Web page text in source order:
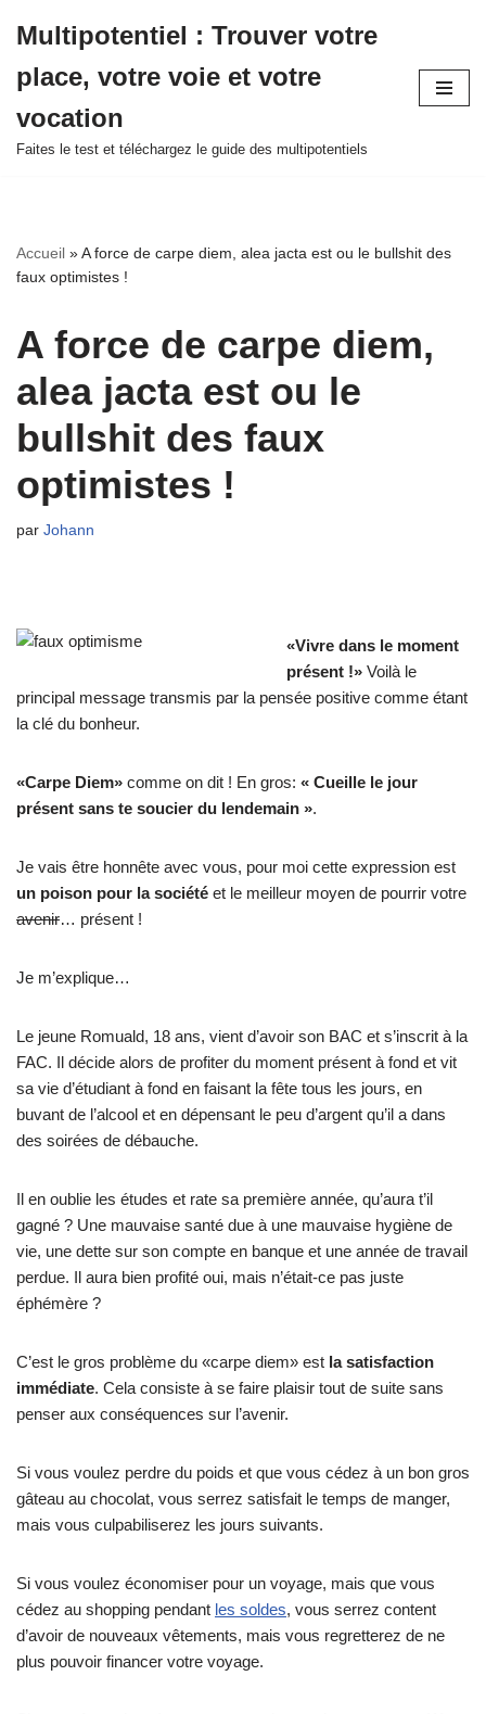
au
contenu
Multipotentiel : Trouver votre
place, votre voie et votre
vocation
Faites le test et téléchargez le guide des multipotentiels
Accueil »A force de carpe diem, alea jacta est ou le bullshit des
faux optimistes !
A force de carpe diem,
alea jacta est ou le
bullshit des faux
optimistes !
par Johann
«Vivre dans le moment
présent !» Voilà le
principal message transmis par la pensée positive comme étant
la clé du bonheur.
«Carpe Diem» comme on dit ! En gros: « Cueille le jour
présent sans te soucier du lendemain ».
Je vais être honnête avec vous, pour moi cette expression est
un poison pour la société et le meilleur moyen de pourrir votre
avenir… présent !
Je m’explique…
Le jeune Romuald, 18 ans, vient d’avoir son BAC et s’inscrit à la
FAC. Il décide alors de profiter du moment présent à fond et vit
sa vie d’étudiant à fond en faisant la fête tous les jours, en
buvant de l’alcool et en dépensant le peu d’argent qu’il a dans
des soirées de débauche.
Il en oublie les études et rate sa première année, qu’aura t’il
gagné ? Une mauvaise santé due à une mauvaise hygiène de
vie, une dette sur son compte en banque et une année de travail
perdue. Il aura bien profité oui, mais n’était-ce pas juste
éphémère ?
C’est le gros problème du «carpe diem» est la satisfaction
immédiate. Cela consiste à se faire plaisir tout de suite sans
penser aux conséquences sur l’avenir.
Si vous voulez perdre du poids et que vous cédez à un bon gros
gâteau au chocolat, vous serrez satisfait le temps de manger,
mais vous culpabiliserez les jours suivants.
Si vous voulez économiser pour un voyage, mais que vous
cédez au shopping pendant les soldes, vous serrez content
d’avoir de nouveaux vêtements, mais vous regretterez de ne
plus pouvoir financer votre voyage.